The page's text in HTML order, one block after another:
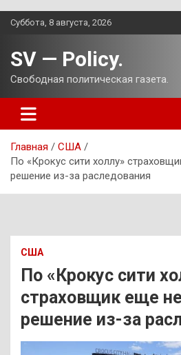
Перейти
Суббота, 8 августа, 2026
SV — Policy.
Свободная политическая газета.
Главная
США
По «Крокус сити холлу»
решение из-за раследования
США
По «Крокус сити
страховщик еще
решение из-за